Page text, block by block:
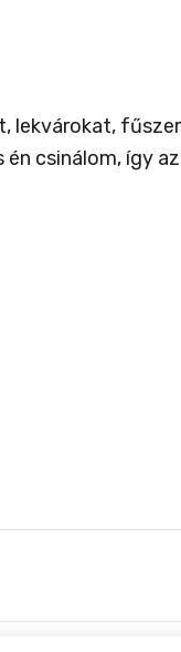
lekvárokat,
csinálom, így